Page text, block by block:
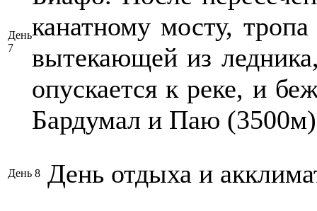
День
7
канатному мосту,
вытекающей из
опускается к реке, и
Бардумал и Паю
День 8 День отдыха и